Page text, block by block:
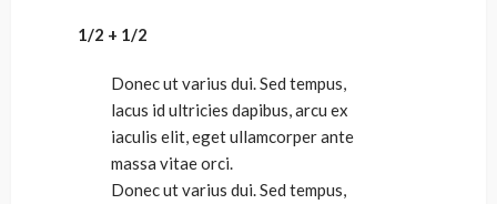
1/2 + 1/2
Donec ut varius dui. Sed tempus,
lacus id ultricies dapibus, arcu ex
iaculis elit, eget ullamcorper ante
massa vitae orci.
Donec ut varius dui. Sed tempus,